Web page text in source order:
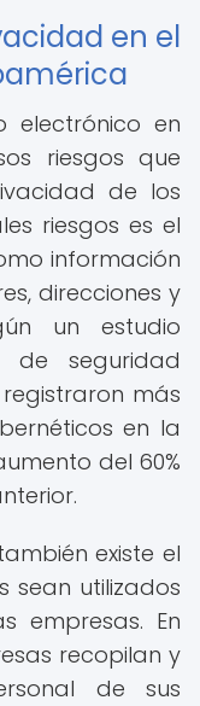
en el
electrónico en
riesgos que
de los
riesgos es el
información
direcciones y
un estudio
de seguridad
más
en la
del 60%
existe el
sean utilizados
empresas. En
recopilan y
de sus